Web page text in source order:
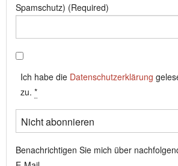
Spamschutz) (Required)
Ich habe die Datenschutzerklärung
zu. *
Benachrichtigen Sie mich über